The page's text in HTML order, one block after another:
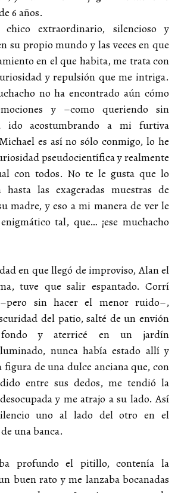
6 años.
extraordinario, silencioso y
su propio mundo y las veces en que
en el que habita, me trata con
y repulsión que me intriga.
no ha encontrado aún cómo
y –como queriendo sin
ido acostumbrando a mi furtiva
es así no sólo conmigo, lo he
pseudocientífica y realmente
con todos. No te le gusta que lo
hasta las exageradas muestras de
madre, y eso a mi manera de ver le
tal, que… ¡ese muchacho
en que llegó de improviso, Alan el
tuve que salir espantado. Corrí
–pero sin hacer el menor ruido–,
del patio, salté de un envión
y aterricé en un jardín
nunca había estado allí y
de una dulce anciana que, con
entre sus dedos, me tendió la
y me atrajo a su lado. Así
uno al lado del otro en el
una banca.
profundo el pitillo, contenía la
buen rato y me lanzaba bocanadas